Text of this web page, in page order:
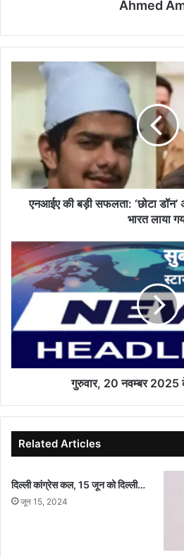
Ahmed
बड़ी
अनमोल
बिश्नोई
अमेरिका
गया
एनआईए की बड़ी सफलता: ‘छोटा डॉन’
भारत लाया
गुरुवार,
20
नवम्बर
2025
मुख्य
समाचार
गुरुवार, 20 नवम्बर 2025
Related Articles
दिल्ली कांग्रेस कल, 15 जून को दिल्ली…
जून 15, 2024